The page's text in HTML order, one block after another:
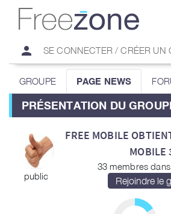
person SE CONNECTER / CRÉER UN
GROUPE PAGE NEWS
PRÉSENTATION DU
public
FREE MOBILE
MOBILE
33 membres